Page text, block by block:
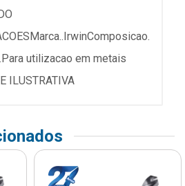
utilizacao em metais
ILUSTRATIVA